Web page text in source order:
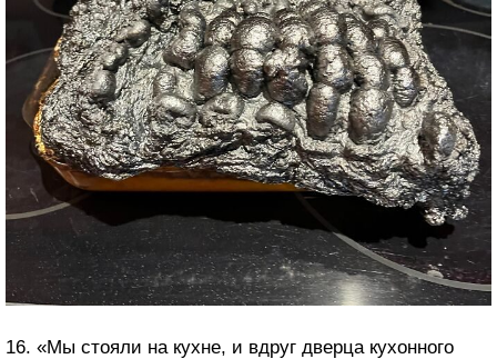
16. «Мы стояли на кухне, и вдруг дверца кухонного